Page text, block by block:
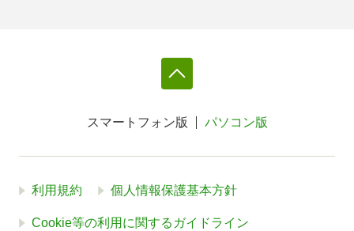
スマートフォン版 パソコン版
利用規約 個人情報保護基本方針
Cookie等の利用に関するガイドライン